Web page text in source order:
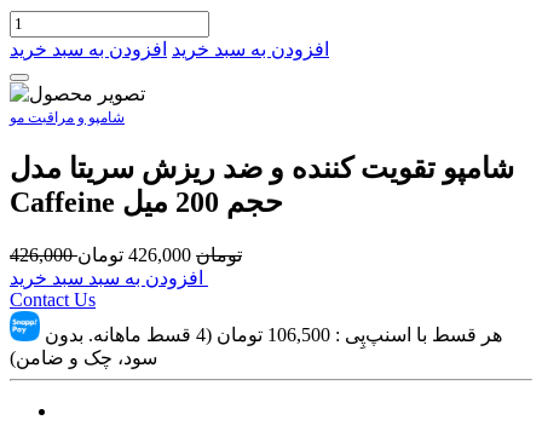
افزودن به سبد خرید افزودن به سبد خرید
شامپو و مراقبت مو
شامپو تقویت کننده و ضد ریزش سریتا مدل
Caffeine حجم 200 میل
426,000 تومان 426,000 تومان
Contact Us
هر قسط با اسنپ‌پِی : 106,500
تومان (4 قسط ماهانه. بدون
سود، چک و ضامن)